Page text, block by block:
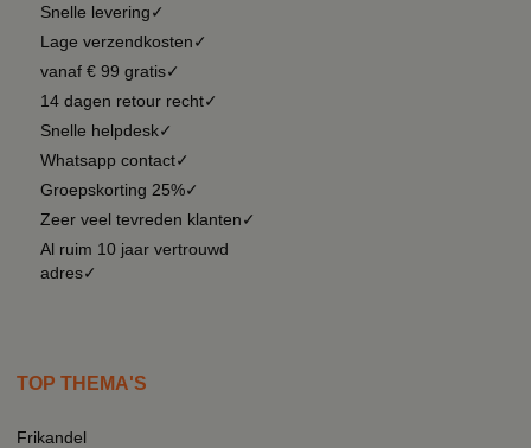
Snelle levering✓
Lage verzendkosten✓
vanaf € 99 gratis✓
14 dagen retour recht✓
Snelle helpdesk✓
Whatsapp contact✓
Groepskorting 25%✓
Zeer veel tevreden klanten✓
Al ruim 10 jaar vertrouwd
adres✓
TOP THEMA'S
Frikandel